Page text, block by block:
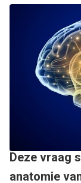
Deze vraag
anatomie